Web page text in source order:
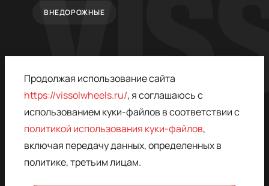
ВНЕДОРОЖНЫЕ
© 2015–2026,
* - ЗАПРЕЩЁН В РОССИИ,
ПРИНАДЛЕЖИТ META
ПОЛИТИКА
ДОГОВОР ОФЕРТЫ
ПОЛИТИКА
Продолжая использование сайта
https://vissolwheels.ru/, я соглашаюсь с
использованием куки-файлов в соответствии с
политикой использования куки-файлов,
включая передачу данных, определенных в
политике, третьим лицам.